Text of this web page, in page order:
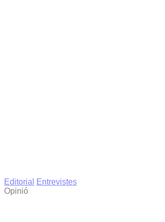
Editorial
Entrevistes
Opinió